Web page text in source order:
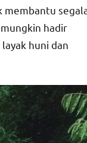
membantu
hadir
huni dan